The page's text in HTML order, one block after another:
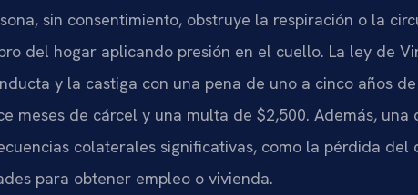
sin consentimiento, obstruye la respiración o la
del hogar aplicando presión en el cuello. La ley de
y la castiga con una pena de uno a cinco años
meses de cárcel y una multa de $2,500. Además, una
colaterales significativas, como la pérdida del
para obtener empleo o vivienda.